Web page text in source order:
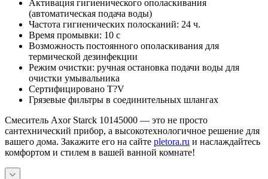
Активация гигиенического ополаскивания
(автоматическая подача воды)
Частота гигиенических полосканий: 24 ч.
Время промывки: 10 с
Возможность постоянного ополаскивания для
термической дезинфекции
Режим очистки: ручная остановка подачи воды для
очистки умывальника
Сертифицировано T?V
Грязевые фильтры в соединительных шлангах
Смеситель Axor Starck 10145000 — это не просто
сантехнический прибор, а высокотехнологичное решение для
вашего дома. Закажите его на сайте pletora.ru и наслаждайтесь
комфортом и стилем в вашей ванной комнате!